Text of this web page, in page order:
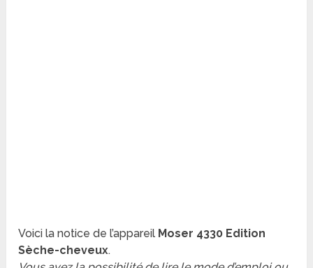
Voici la notice de l’appareil Moser 4330 Edition
Sèche-cheveux.